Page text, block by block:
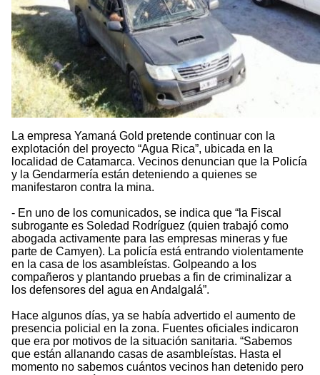
La empresa Yamaná Gold pretende continuar con la
explotación del proyecto “Agua Rica”, ubicada en la
localidad de Catamarca. Vecinos denuncian que la Policía
y la Gendarmería están deteniendo a quienes se
manifestaron contra la mina.
- En uno de los comunicados, se indica que “la Fiscal
subrogante es Soledad Rodríguez (quien trabajó como
abogada activamente para las empresas mineras y fue
parte de Camyen). La policía está entrando violentamente
en la casa de los asambleístas. Golpeando a los
compañeros y plantando pruebas a fin de criminalizar a
los defensores del agua en Andalgalá”.
Hace algunos días, ya se había advertido el aumento de
presencia policial en la zona. Fuentes oficiales indicaron
que era por motivos de la situación sanitaria. “Sabemos
que están allanando casas de asambleístas. Hasta el
momento no sabemos cuántos vecinos han detenido pero